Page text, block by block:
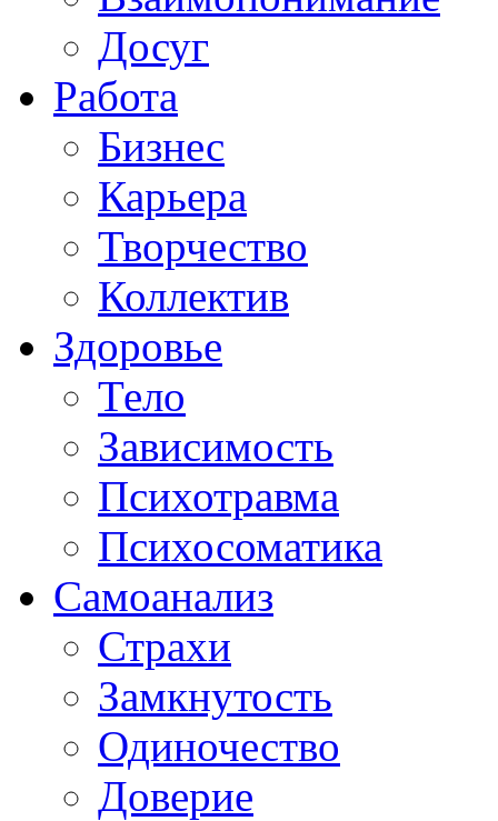
Досуг
Работа
Бизнес
Карьера
Творчество
Коллектив
Здоровье
Тело
Зависимость
Психотравма
Психосоматика
Самоанализ
Страхи
Замкнутость
Одиночество
Доверие